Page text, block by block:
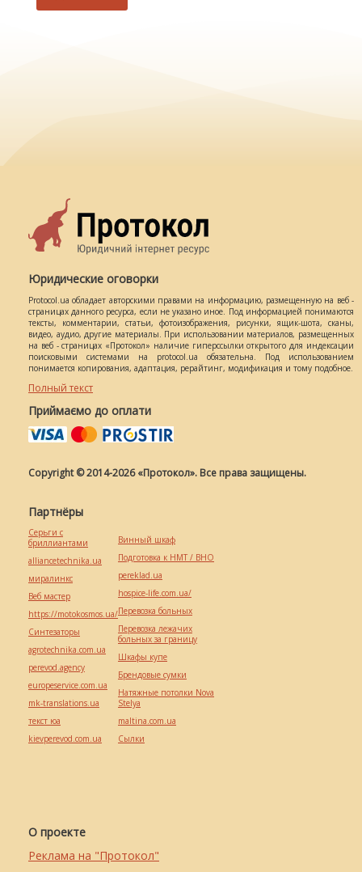
Юридические оговорки
Protocol.ua обладает авторскими правами на информацию, размещенную на веб -
страницах данного ресурса, если не указано иное. Под информацией понимаются
тексты, комментарии, статьи, фотоизображения, рисунки, ящик-шота, сканы,
видео, аудио, другие материалы. При использовании материалов, размещенных
на веб - страницах «Протокол» наличие гиперссылки открытого для индексации
поисковыми системами на protocol.ua обязательна. Под использованием
понимается копирования, адаптация, рерайтинг, модификация и тому подобное.
Полный текст
Приймаємо до оплати
Copyright © 2014-2026 «Протокол». Все права защищены.
О проекте
Реклама на "Протокол"
Партнёры
Серьги с
бриллиантами
alliancetechnika.ua
миралинкс
Веб мастер
https://motokosmos.ua/
Синтезаторы
agrotechnika.com.ua
perevod.agency
europeservice.com.ua
mk-translations.ua
текст юа
kievperevod.com.ua
Винный шкаф
Подготовка к НМТ / ВНО
pereklad.ua
hospice-life.com.ua/
Перевозка больных
Перевозка лежачих
больных за границу
Шкафы купе
Брендовые сумки
Натяжные потолки Nova
Stelya
maltina.com.ua
Cылки